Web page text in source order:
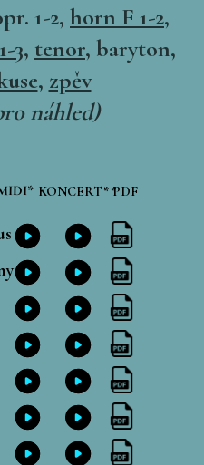
1-2, horn F 1-2,
3, tenor, baryton,
, zpěv
náhled)
KONCERT**PDF